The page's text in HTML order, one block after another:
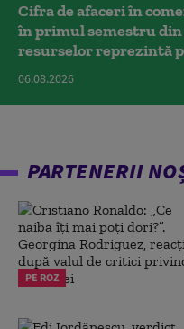
Cifra de afaceri în
în primul semestru din
resurselor reprezintă
06.08.2026
PARTENERII
PE ROZ